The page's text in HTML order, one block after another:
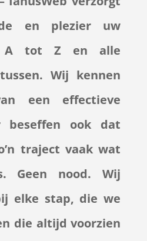
en plezier uw
A tot Z en alle
Wij kennen
een effectieve
beseffen ook dat
traject vaak wat
Geen nood. Wij
elke stap, die we
die altijd voorzien